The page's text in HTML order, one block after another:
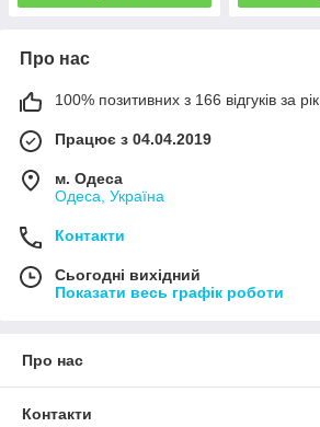
Про нас
100% позитивних з 166 відгуків за рік
Працює з 04.04.2019
м. Одеса
Одеса, Україна
Контакти
Сьогодні вихідний
Показати весь графік роботи
Про нас
Контакти